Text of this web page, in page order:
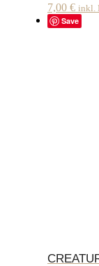
7,00 € inkl.
Save